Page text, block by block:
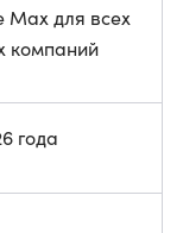
Max для всех
компаний
года